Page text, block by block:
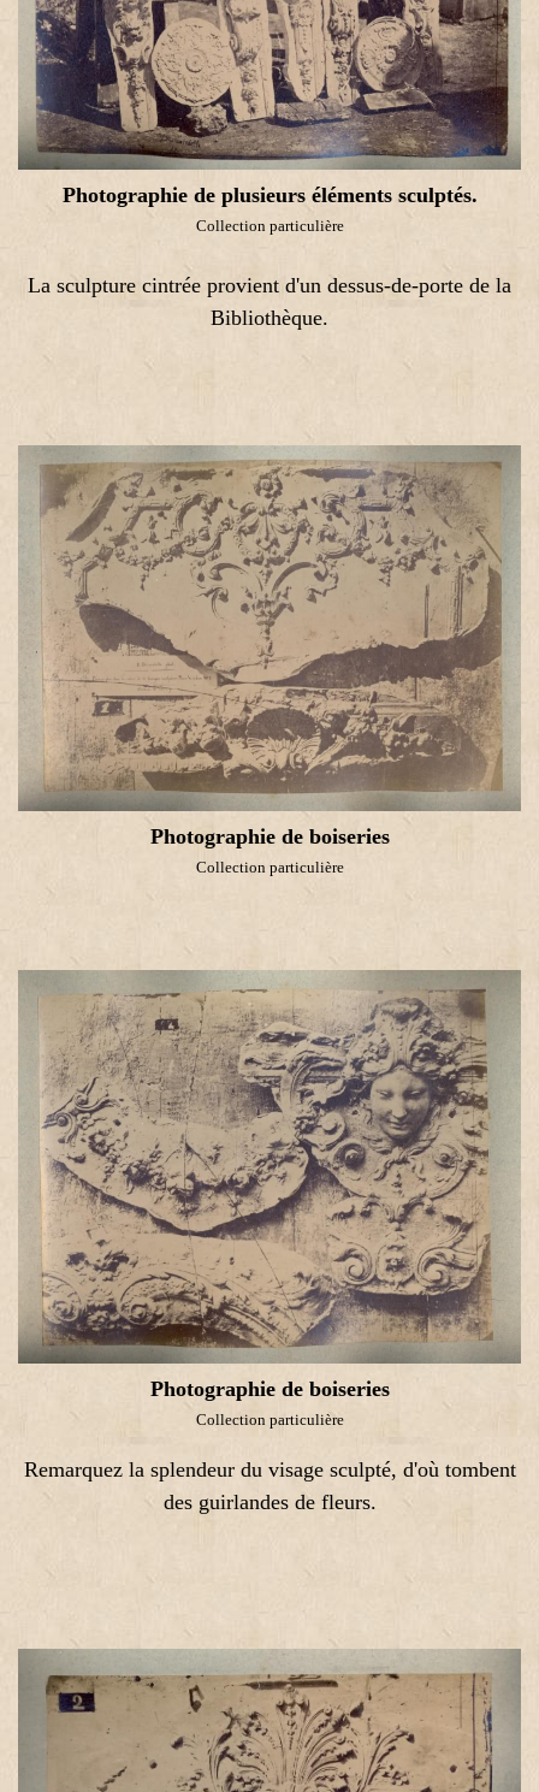
Photographie de plusieurs éléments sculptés.
Collection particulière
La sculpture cintrée provient d'un dessus-de-porte de la
Bibliothèque.
Photographie de boiseries
Collection particulière
Photographie de boiseries
Collection particulière
Remarquez la splendeur du visage sculpté, d'où tombent
des guirlandes de fleurs.